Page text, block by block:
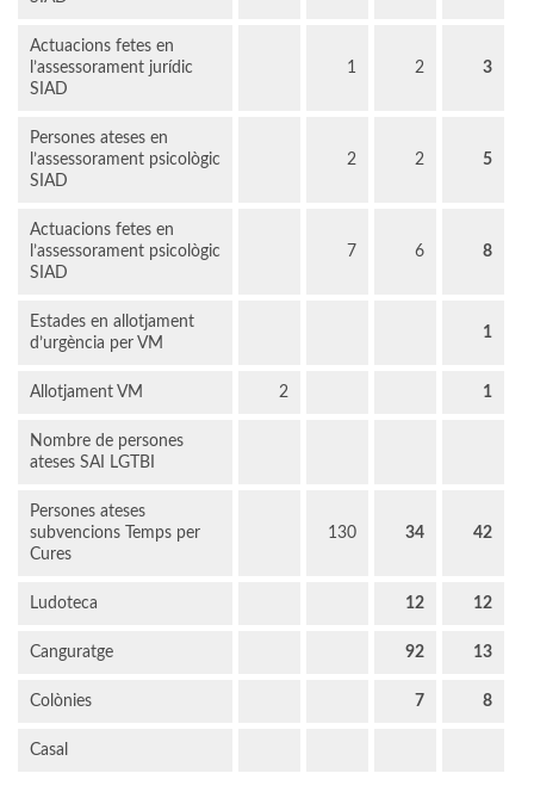
Actuacions fetes en
l’assessorament jurídic
SIAD
1 2 3
Persones ateses en
l’assessorament psicològic
SIAD
2 2 5
Actuacions fetes en
l’assessorament psicològic
SIAD
7 6 8
Estades en allotjament
d’urgència per VM
1
Allotjament VM 2 1
Nombre de persones
ateses SAI LGTBI
Persones ateses
subvencions Temps per
Cures
130 34 42
Ludoteca 12 12
Canguratge 92 13
Colònies 7 8
Casal